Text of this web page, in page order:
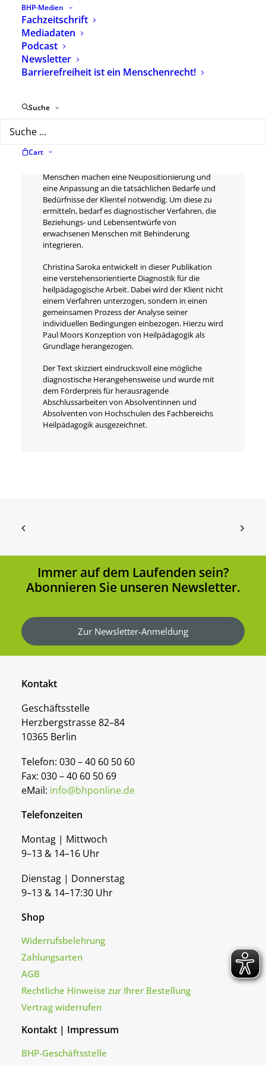
BHP-Medien
Fachzeitschrift
Mediadaten
Podcast
Newsletter
Barrierefreiheit ist ein Menschenrecht!
Suche
Cart
Beschreibung Zusätzliche Informationen
erwachsenen Menschen mit Behinderung immer
Entwicklung, das Gesetz zum UNO-
Menschen machen eine Neupositionierung und
eine Anpassung an die tatsächlichen Bedarfe und
Bedürfnisse der Klientel notwendig. Um diese zu
ermitteln, bedarf es diagnostischer Verfahren, die
Beziehungs- und Lebensentwürfe von
erwachsenen Menschen mit Behinderung
integrieren.
Christina Saroka entwickelt in dieser Publikation
eine verstehensorientierte Diagnostik für die
heilpädagogische Arbeit. Dabei wird der Klient nicht
einem Verfahren unterzogen, sondern in einen
gemeinsamen Prozess der Analyse seiner
individuellen Bedingungen einbezogen. Hierzu wird
Paul Moors Konzeption von Heilpädagogik als
Grundlage herangezogen.
Der Text skizziert eindrucksvoll eine mögliche
diagnostische Herangehensweise und wurde mit
dem Förderpreis für herausragende
Abschlussarbeiten von Absolventinnen und
Absolventen von Hochschulen des Fachbereichs
Heilpädagogik ausgezeichnet.
Immer auf dem Laufenden sein?
Abonnieren Sie unseren Newsletter.
Zur Newsletter-Anmeldung
Kontakt
Geschäftsstelle
Herzbergstrasse 82–84
10365 Berlin
Telefon: 030 – 40 60 50 60
Fax: 030 – 40 60 50 69
eMail: info@bhponline.de
Telefonzeiten
Montag | Mittwoch
9–13 & 14–16 Uhr
Dienstag | Donnerstag
9–13 & 14–17:30 Uhr
Shop
Widerrufsbelehrung
Zahlungsarten
AGB
Rechtliche Hinweise zur Ihrer Bestellung
Vertrag widerrufen
Kontakt | Impressum
BHP-Geschäftsstelle